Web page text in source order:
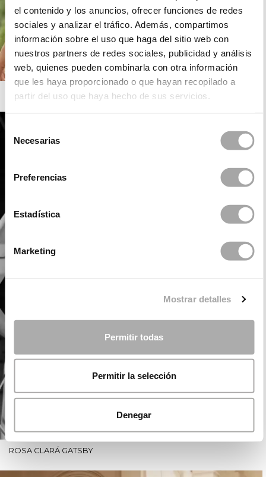
el contenido y los anuncios, ofrecer funciones de redes
sociales y analizar el tráfico. Además, compartimos
información sobre el uso que haga del sitio web con
nuestros partners de redes sociales, publicidad y análisis
web, quienes pueden combinarla con otra información
que les haya proporcionado o que hayan recopilado a
partir del uso que haya hecho de sus servicios.
Necesarias
Preferencias
Estadística
Marketing
Mostrar detalles
Permitir todas
Permitir la selección
Denegar
ROSA CLARÁ BOHEME
ROSA CLARÁ GATSBY